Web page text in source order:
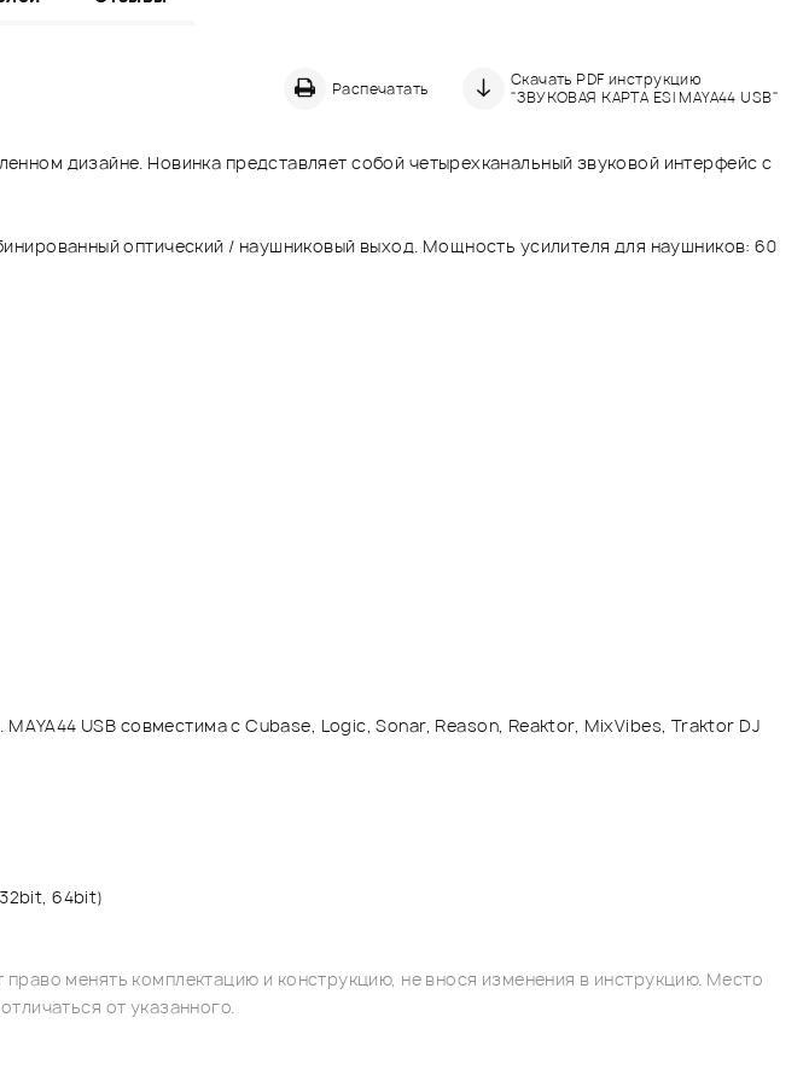
Распечатать
Скачать PDF инструкцию
"ЗВУКОВАЯ КАРТА ESI MAYA44 USB"
дизайне. Новинка представляет собой четырехканальный звуковой интерфейс с
оптический / наушниковый выход. Мощность усилителя для наушников: 60
USB совместима с Cubase, Logic, Sonar, Reason, Reaktor, MixVibes, Traktor DJ
64bit)
менять комплектацию и конструкцию, не внося изменения в инструкцию. Место
от указанного.